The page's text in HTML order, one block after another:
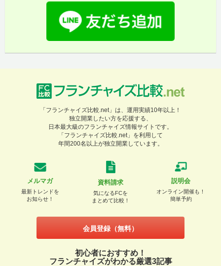
「フランチャイズ比較.net」は、運用実績10年以上！
独立開業したい方を応援する、
日本最大級のフランチャイズ情報サイトです。
「フランチャイズ比較.net」を利用して
年間200名以上が独立開業しています。
メルマガ
最新トレンドを
お知らせ！
資料請求
気になるFCを
まとめて比較！
説明会
オンライン開催も！
簡単予約
会員登録（無料）
初心者におすすめ！
フランチャイズがわかる厳選3記事